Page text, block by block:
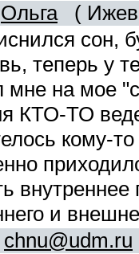
Ольга(
сон,
теперь у
мне на мое
КТО-ТО
кому-
внутреннее
и
chnu@udm.ru